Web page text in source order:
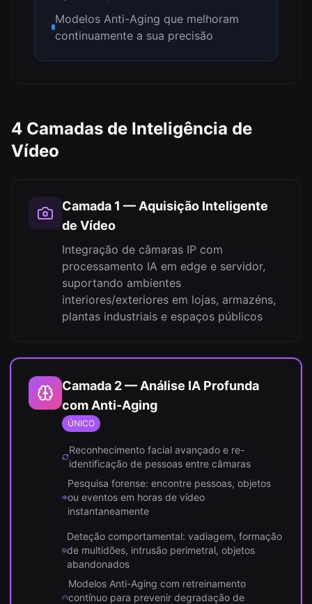
Modelos Anti-Aging que melhoram
continuamente a sua precisão
4 Camadas de Inteligência de
Vídeo
Camada 1 — Aquisição Inteligente
de Vídeo
Integração de câmaras IP com
processamento IA em edge e servidor,
suportando ambientes
interiores/exteriores em lojas, armazéns,
plantas industriais e espaços públicos
Camada 2 — Análise IA Profunda
com Anti-Aging
ÚNICO
Reconhecimento facial avançado e re-
identificação de pessoas entre câmaras
Pesquisa forense: encontre pessoas, objetos
ou eventos em horas de vídeo
instantaneamente
Deteção comportamental: vadiagem, formação
de multidões, intrusão perimetral, objetos
abandonados
Modelos Anti-Aging com retreinamento
contínuo para prevenir degradação de